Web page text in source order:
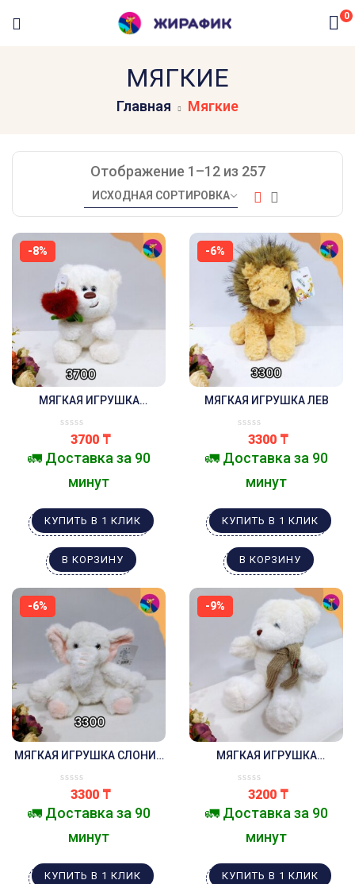
0
МЯГКИЕ
Главная Мягкие
Отображение 1–12 из 257
-8%
МЯГКАЯ ИГРУШКА
БЕЛЫЙ
3700 ₸
🚛 Доставка за 90
минут
КУПИТЬ В 1 КЛИК
В КОРЗИНУ
-6%
МЯГКАЯ ИГРУШКА ЛЕВ
3300 ₸
🚛 Доставка за 90
минут
КУПИТЬ В 1 КЛИК
В КОРЗИНУ
-6%
МЯГКАЯ ИГРУШКА СЛОНИК
3300 ₸
🚛 Доставка за 90
минут
КУПИТЬ В 1 КЛИК
-9%
МЯГКАЯ ИГРУШКА
БЕЛЫЙ
3200 ₸
🚛 Доставка за 90
минут
КУПИТЬ В 1 КЛИК